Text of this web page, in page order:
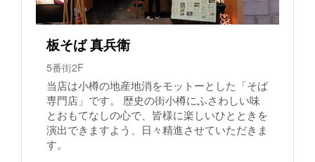
板そば 真兵衛
5番街2F
当店は小樽の地産地消をモットーとした「そば
専門店」です。 歴史の街小樽にふさわしい味
とおもてなしの心で、皆様に楽しいひとときを
演出できますよう、日々精進させていただきま
す。